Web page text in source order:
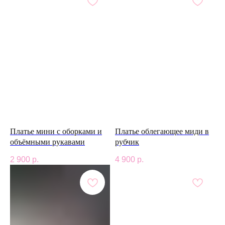
Платье мини с оборками и
объёмными рукавами
2 900 р.
Платье облегающее миди в
рубчик
4 900 р.